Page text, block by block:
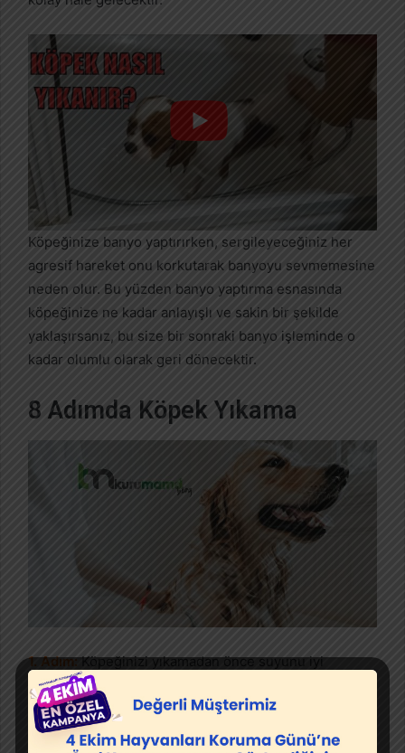
Köpeğinize banyo yaptırırken, sergileyeceğiniz her
agresif hareket onu korkutarak banyoyu sevmemesine
neden olur. Bu yüzden banyo yaptırma esnasında
köpeğinize ne kadar anlayışlı ve sakin bir şekilde
yaklaşırsanız, bu size bir sonraki banyo işleminde o
kadar olumlu olarak geri dönecektir.
8 Adımda Köpek Yıkama
1. Adım:Köpeğinizi yıkamadan önce suyunu iyi
ayarlamanız gerekir. Bu nedenle ılık suda yıkamak
köpeğiniz için en ideal olandır.